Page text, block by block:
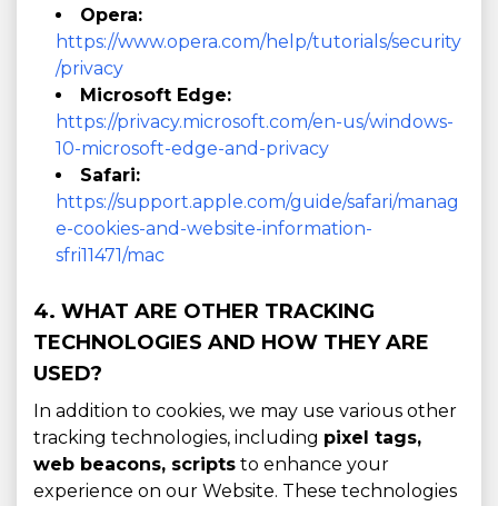
Opera:
https://www.opera.com/help/tutorials/security
/privacy
Microsoft Edge:
https://privacy.microsoft.com/en-us/windows-
10-microsoft-edge-and-privacy
Safari:
https://support.apple.com/guide/safari/manag
e-cookies-and-website-information-
sfri11471/mac
4. WHAT ARE OTHER TRACKING
TECHNOLOGIES AND HOW THEY ARE
USED?
In addition to cookies, we may use various other
tracking technologies, including pixel tags,
web beacons, scripts to enhance your
experience on our Website. These technologies